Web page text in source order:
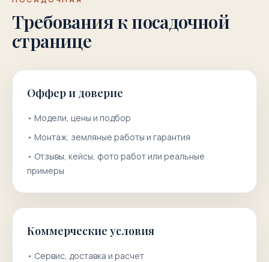
Требования к посадочной
странице
Оффер и доверие
• Модели, цены и подбор
• Монтаж, земляные работы и гарантия
• Отзывы, кейсы, фото работ или реальные
примеры
Коммерческие условия
• Сервис, доставка и расчет